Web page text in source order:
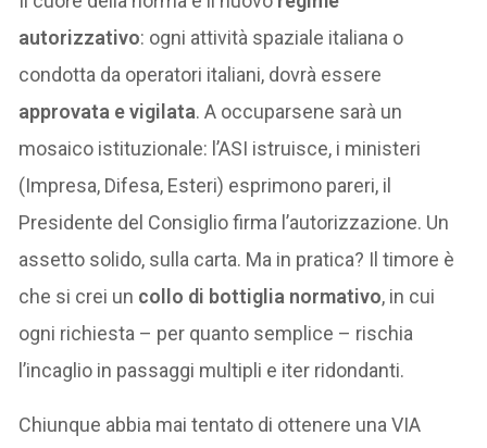
autorizzativo: ogni attività spaziale italiana o
condotta da operatori italiani, dovrà essere
approvata e vigilata. A occuparsene sarà un
mosaico istituzionale: l’ASI istruisce, i ministeri
(Impresa, Difesa, Esteri) esprimono pareri, il
Presidente del Consiglio firma l’autorizzazione. Un
assetto solido, sulla carta. Ma in pratica? Il timore è
che si crei un collo di bottiglia normativo, in cui
ogni richiesta – per quanto semplice – rischia
l’incaglio in passaggi multipli e iter ridondanti.
Chiunque abbia mai tentato di ottenere una VIA